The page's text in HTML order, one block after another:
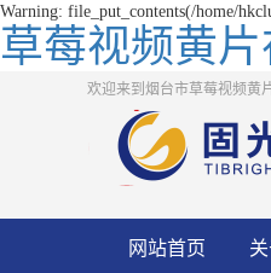
Warning: file_put_contents(/home/
草莓视频黄
欢迎来到烟台市草莓视频黄
网站首页